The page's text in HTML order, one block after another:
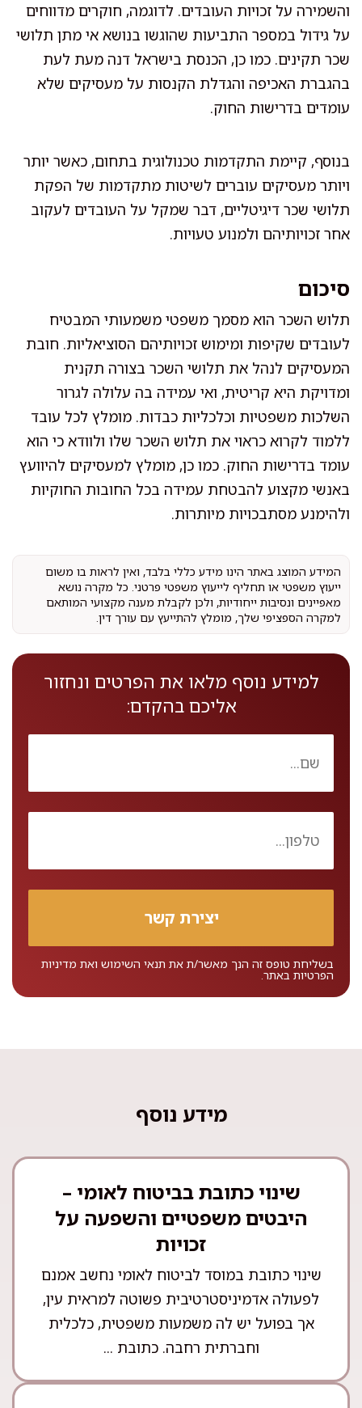
והשמירה על זכויות העובדים. לדוגמה, חוקרים מדווחים
על גידול במספר התביעות שהוגשו בנושא אי מתן תלושי
שכר תקינים. כמו כן, הכנסת בישראל דנה מעת לעת
בהגברת האכיפה והגדלת הקנסות על מעסיקים שלא
עומדים בדרישות החוק.
בנוסף, קיימת התקדמות טכנולוגית בתחום, כאשר יותר
ויותר מעסיקים עוברים לשיטות מתקדמות של הפקת
תלושי שכר דיגיטליים, דבר שמקל על העובדים לעקוב
אחר זכויותיהם ולמנוע טעויות.
סיכום
תלוש השכר הוא מסמך משפטי משמעותי המבטיח
לעובדים שקיפות ומימוש זכויותיהם הסוציאליות. חובת
המעסיקים לנהל את תלושי השכר בצורה תקנית
ומדויקת היא קריטית, ואי עמידה בה עלולה לגרור
השלכות משפטיות וכלכליות כבדות. מומלץ לכל עובד
ללמוד לקרוא כראוי את תלוש השכר שלו ולוודא כי הוא
עומד בדרישות החוק. כמו כן, מומלץ למעסיקים להיוועץ
באנשי מקצוע להבטחת עמידה בכל החובות החוקיות
ולהימנע מסתבכויות מיותרות.
המידע המוצג באתר הינו מידע כללי בלבד, ואין לראות בו משום
ייעוץ משפטי או תחליף לייעוץ משפטי פרטני. כל מקרה נושא
מאפיינים ונסיבות ייחודיות, ולכן לקבלת מענה מקצועי המותאם
למקרה הספציפי שלך, מומלץ להתייעץ עם עורך דין.
למידע נוסף מלאו את הפרטים ונחזור
אליכם בהקדם:
בשליחת טופס זה הנך מאשר/ת את תנאי השימוש ואת מדיניות
הפרטיות באתר.
מידע נוסף
שינוי כתובת בביטוח לאומי –
היבטים משפטיים והשפעה על
זכויות
שינוי כתובת במוסד לביטוח לאומי נחשב אמנם
לפעולה אדמיניסטרטיבית פשוטה למראית עין,
אך בפועל יש לה משמעות משפטית, כלכלית
וחברתית רחבה. כתובת ...